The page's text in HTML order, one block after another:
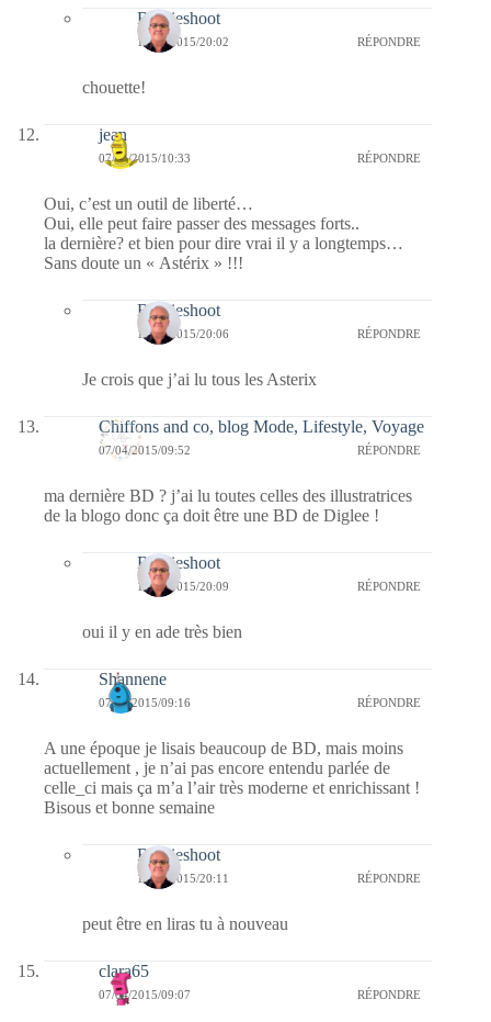
Bernieshoot
13/04/2015/20:02 RÉPONDRE
chouette!
jean
07/04/2015/10:33 RÉPONDRE
Oui, c’est un outil de liberté…
Oui, elle peut faire passer des messages forts..
la dernière? et bien pour dire vrai il y a longtemps…
Sans doute un « Astérix » !!!
Bernieshoot
13/04/2015/20:06 RÉPONDRE
Je crois que j’ai lu tous les Asterix
Chiffons and co, blog Mode, Lifestyle, Voyage
07/04/2015/09:52 RÉPONDRE
ma dernière BD ? j’ai lu toutes celles des illustratrices
de la blogo donc ça doit être une BD de Diglee !
Bernieshoot
13/04/2015/20:09 RÉPONDRE
oui il y en ade très bien
Shannene
07/04/2015/09:16 RÉPONDRE
A une époque je lisais beaucoup de BD, mais moins
actuellement , je n’ai pas encore entendu parlée de
celle_ci mais ça m’a l’air très moderne et enrichissant !
Bisous et bonne semaine
Bernieshoot
13/04/2015/20:11 RÉPONDRE
peut être en liras tu à nouveau
clara65
07/04/2015/09:07 RÉPONDRE